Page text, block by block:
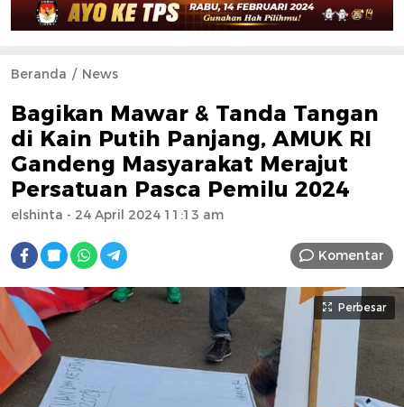
Beranda News
Bagikan Mawar & Tanda Tangan
di Kain Putih Panjang, AMUK RI
Gandeng Masyarakat Merajut
Persatuan Pasca Pemilu 2024
elshinta - 24 April 2024 11:13 am
Komentar
Perbesar